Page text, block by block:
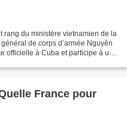
rang du ministère vietnamien de la
de corps d’armée Nguyên
officielle à Cuba et participe à un
France pour